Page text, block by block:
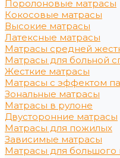
Поролоновые матрасы
Кокосовые матрасы
Высокие матрасы
Латексные матрасы
Матрасы средней
Матрасы для больной
Жесткие матрасы
Матрасы с эффектом
Зональные матрасы
Матрасы в рулоне
Двусторонние матрасы
Матрасы для пожилых
Зависимые матрасы
Матрасы для большого